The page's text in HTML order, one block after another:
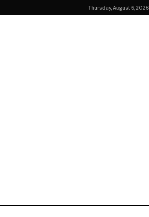
Thursday, August 6, 2026